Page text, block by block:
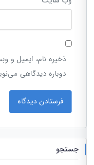
ذخیره نام، ایمیل و
دوباره دیدگاهی
جستجو